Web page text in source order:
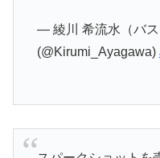
— 綾川 希流水（バス
(@Kirumi_Ayagawa)